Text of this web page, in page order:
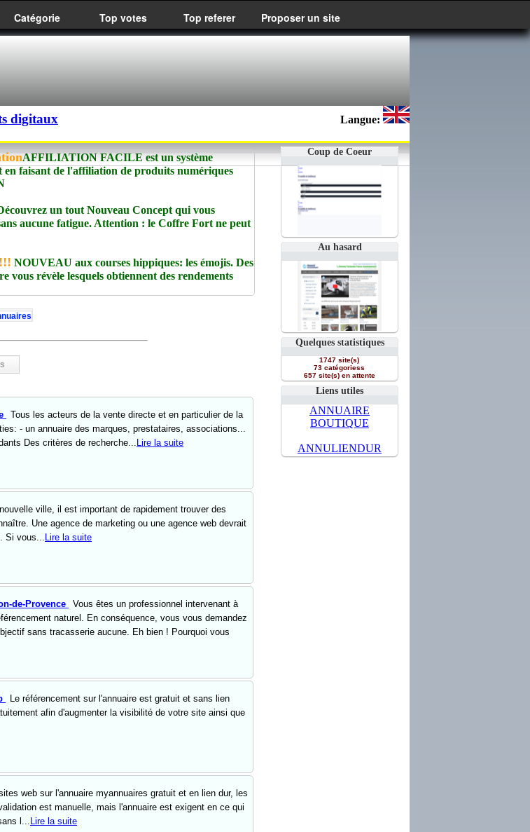
Catégorie Top votes Top referer
Proposer un site
digitaux Langue:
Coup de Coeur
Au hasard
Quelques statistiques
1747 site(s)
73 catégoriess
657 site(s) en attente
Liens utiles
ANNUAIRE
BOUTIQUE
ANNULIENDUR
AFFILIATION FACILE est un système
faisant de l'affiliation de produits numériques
un tout Nouveau Concept qui vous
aucune fatigue. Attention : le Coffre Fort ne peut
NOUVEAU aux courses hippiques: les émojis. Des
vous révèle lesquels obtiennent des rendements
Tous les acteurs de la vente directe et en particulier de la
- un annuaire des marques, prestataires, associations...
Des critères de recherche... Lire la suite
ville, il est important de rapidement trouver des
Une agence de marketing ou une agence web devrait
Si vous...Lire la suite
de-Provence
Vous êtes un professionnel intervenant à
naturel. En conséquence, vous vous demandez
sans tracasserie aucune. Eh bien ! Pourquoi vous
Le référencement sur l'annuaire est gratuit et sans lien
afin d'augmenter la visibilité de votre site ainsi que
web sur l'annuaire myannuaires gratuit et en lien dur, les
est manuelle, mais l'annuaire est exigent en ce qui
l... Lire la suite